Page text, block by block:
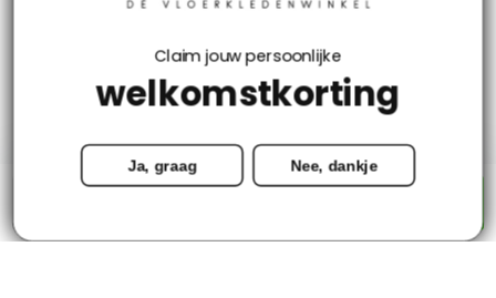
Mijn account
Categorieën
Contact
Claim jouw persoonlijke
welkomstkorting
Ja, graag Nee, dankje